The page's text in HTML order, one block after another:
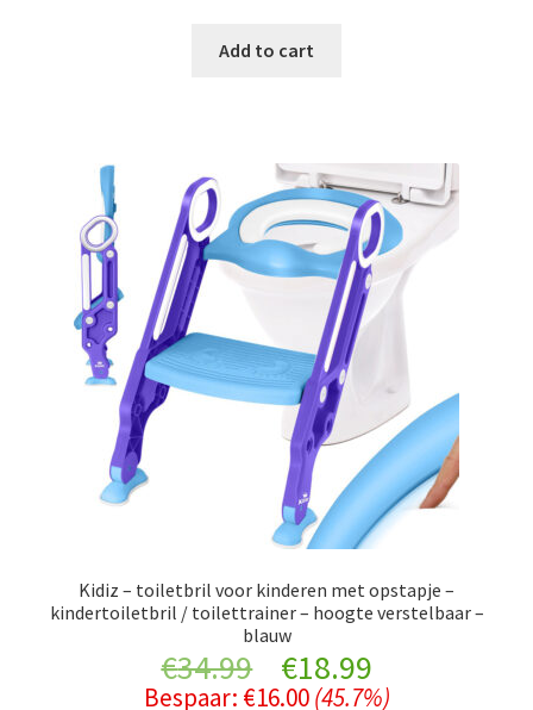
was:
Add to cart
Kidiz – toiletbril voor kinderen met opstapje –
kindertoiletbril / toilettrainer – hoogte verstelbaar –
blauw
€34.99
Original
€18.99Current
Bespaar: €16.00 (45.7%)